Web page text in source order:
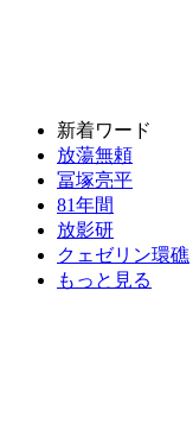
新着ワード
放蕩無頼
冨塚亮平
81年間
放影研
クェゼリン環礁
もっと見る